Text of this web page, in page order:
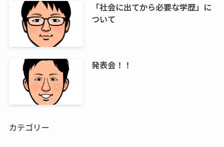
「社会に出てから必要な学歴」に
ついて
発表会！！
カテゴリー